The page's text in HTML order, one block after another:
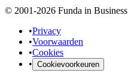
© 2001-2026 Funda in Business
•Privacy
•Voorwaarden
•Cookies
• Cookievoorkeuren